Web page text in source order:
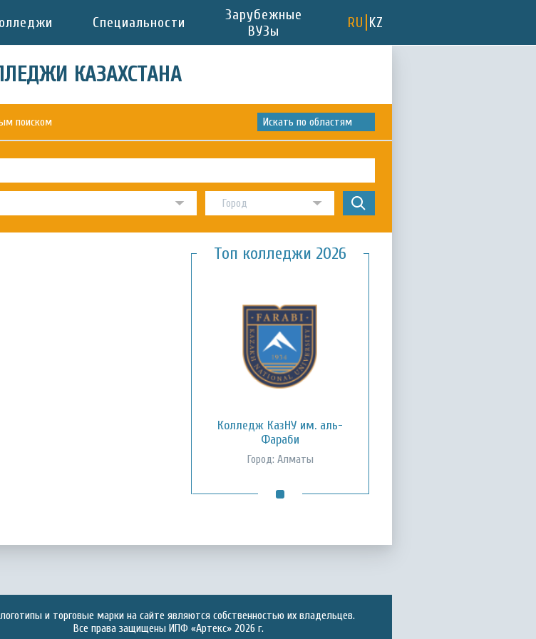
Специальности
Зарубежные
ВУЗы
RU KZ
КАЗАХСТАНА
поиском Искать по областям
Топ колледжи 2026
Колледж КазНУ им. аль-
Фараби
Город: Алматы
и торговые марки на сайте являются собственностью их владельцев.
Все права защищены ИПФ «Артекс» 2026 г.